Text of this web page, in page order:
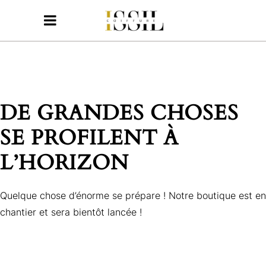
DE GRANDES CHOSES
SE PROFILENT À
L’HORIZON
Quelque chose d’énorme se prépare ! Notre boutique est en
chantier et sera bientôt lancée !